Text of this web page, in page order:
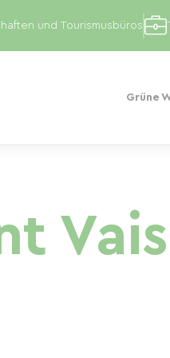
Grüne
und Tourismusbüros